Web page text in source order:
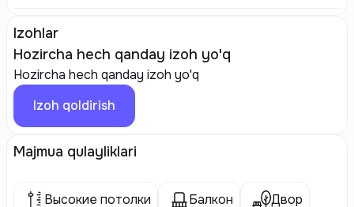
Izohlar
Hozircha hech qanday izoh yo'q
Hozircha hech qanday izoh yo'q
Izoh qoldirish
Majmua qulayliklari
Высокие потолки Балкон Двор